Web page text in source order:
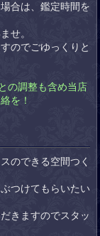
合は、鑑定時間を
せ。
のでごゆっくりと
の調整も含め当店
を！
のできる空間つく
つけてもらいたい
きますのでスタッ